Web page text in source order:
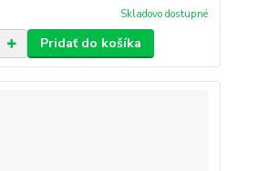
Skladovo dostupné
Pridať do košíka